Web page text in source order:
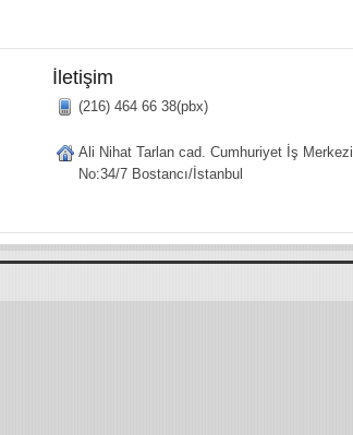
İletişim
(216) 464 66 38(pbx)
Ali Nihat Tarlan cad. Cumhuriyet İş Merkezi
No:34/7 Bostancı/İstanbul